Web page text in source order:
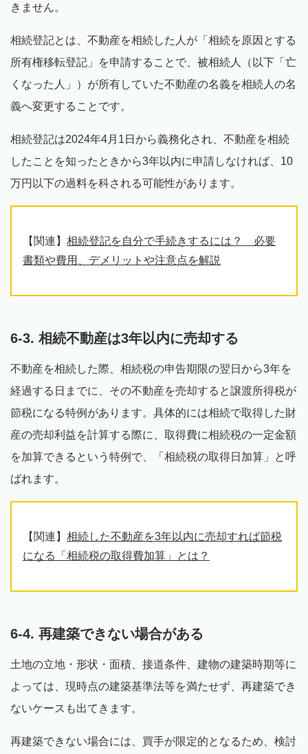
きません。
相続登記とは、不動産を相続した人が「相続を原因とする
所有権移転登記」を申請することで、被相続人（以下「亡
くなった人」）が所有していた不動産の名義を相続人の名
義へ変更することです。
相続登記は2024年4月1日から義務化され、不動産を相続
したことを知ったときから3年以内に申請しなければ、10
万円以下の過料を科される可能性があります。
【関連】 相続登記を自分で手続きするには？ 必要
書類や費用、デメリットや注意点を解説
6-3. 相続不動産は3年以内に売却する
不動産を相続した際、相続税の申告期限の翌日から3年を
経過する日までに、その不動産を売却すると譲渡所得税が
節税になる特例があります。具体的には相続で取得した財
産の売却利益を計算する際に、取得費に相続税の一定金額
を加算できるという特例で、「相続税の取得日加算」と呼
ばれます。
【関連】 相続した不動産を3年以内に売却すれば節税
になる「相続税の取得費加算」とは？
6-4. 再建築できない場合がある
土地の立地・形状・面積、接道条件、建物の建築時期等に
よっては、現時点の建築基準法等を満たせず、再建築でき
ないケースも出てきます。
再建築できない場合には、買手が限定的となるため、検討